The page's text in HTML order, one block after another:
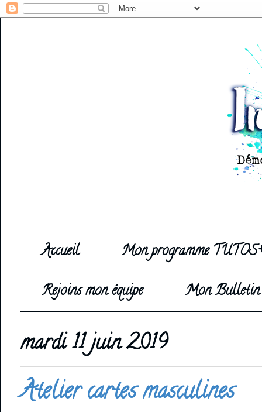
Accueil
Mon programme
Rejoins mon équipe
Mon
mardi 11 juin 2019
Atelier cartes masculines